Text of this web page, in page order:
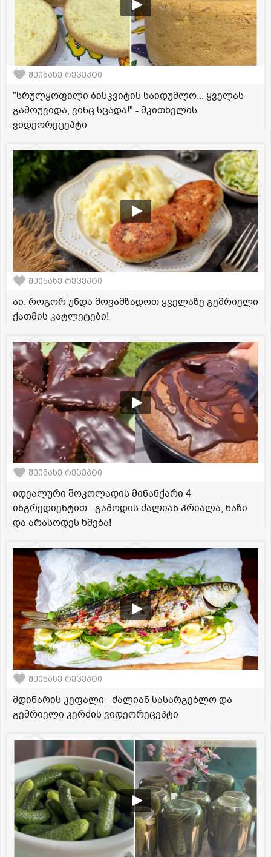
შეინახე რეცეპტი
"სრულყოფილი ბისკვიტის საიდუმლო... ყველას
გამოუვიდა, ვინც სცადა!" - მკითხელის
ვიდეორეცეპტი
შეინახე რეცეპტი
აი, როგორ უნდა მოვამზადოთ ყველაზე გემრიელი
ქათმის კატლეტები!
შეინახე რეცეპტი
იდეალური შოკოლადის მინანქარი 4
ინგრედიენტით - გამოდის ძალიან პრიალა, ნაზი
და არასოდეს ხმება!
შეინახე რეცეპტი
მდინარის კეფალი - ძალიან სასარგებლო და
გემრიელი კერძის ვიდეორეცეპტი